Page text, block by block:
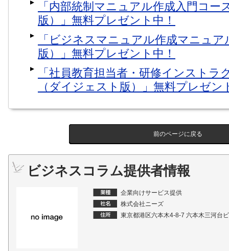
「内部統制マニュアル作成入門コー
版）」無料プレゼント中！
「ビジネスマニュアル作成マニュ
版）」無料プレゼント中！
「社員教育担当者・研修インストラ
（ダイジェスト版）」無料プレゼン
前のページに戻る
ビジネスコラム提供者情報
企業向けサービス提供
株式会社ニーズ
東京都港区六本木4-8-7 六本木三河台